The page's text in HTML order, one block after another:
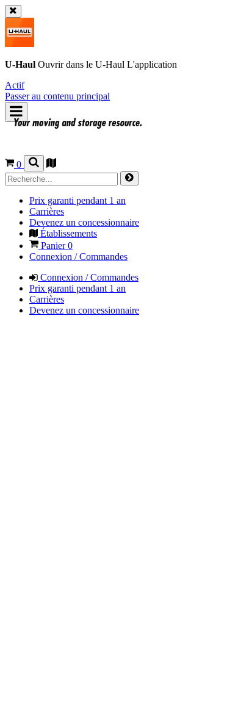
U-Haul Ouvrir dans le U-Haul L'application
Actif
Passer au contenu principal
0
Prix garanti pendant 1 an
Carrières
Devenez un concessionnaire
Établissements
Panier0
Connexion / Commandes
Connexion / Commandes
Prix garanti pendant 1 an
Carrières
Devenez un concessionnaire